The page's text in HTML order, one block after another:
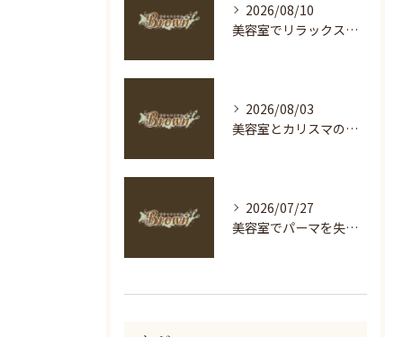
2026/08/10
美容室でリラックスを叶える空間と過ごし方徹底解説
2026/08/03
美容室とカリスマの選び方を神奈川県海老名市足柄下郡箱根町で徹底解説
2026/07/27
美容室でパーマを失敗しないための長持ち＆ダメージケア完全ガイド